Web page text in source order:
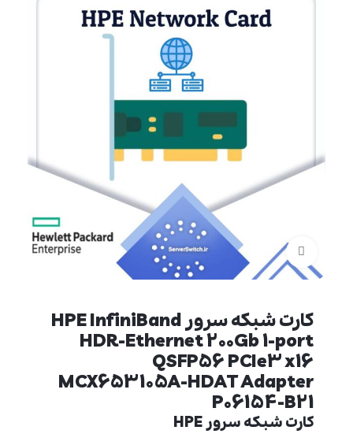
برای بزرگنمایی کلیک کنید
کارت شبکه سرور HPE InfiniBand
HDR-Ethernet 200Gb 1-port
QSFP56 PCIe3 x16
MCX653105A-HDAT Adapter
P06154-B21
کارت شبکه سرور HPE